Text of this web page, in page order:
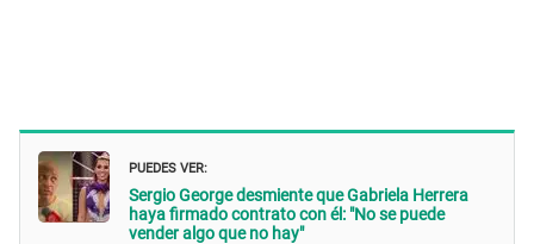
PUEDES VER:
Sergio George desmiente que Gabriela Herrera
haya firmado contrato con él: "No se puede
vender algo que no hay"